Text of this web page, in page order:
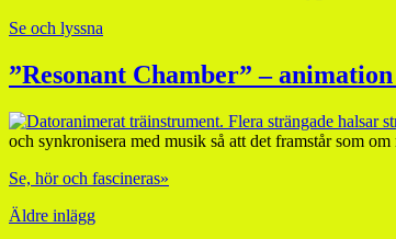
Se och lyssna
”Resonant Chamber” –
och synkronisera med musik så att det framstår som
Se, hör och fascineras»
Äldre inlägg